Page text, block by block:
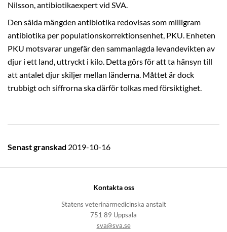
Nilsson, antibiotikaexpert vid SVA.
Den sålda mängden antibiotika redovisas som milligram
antibiotika per populationskorrektionsenhet, PKU. Enheten
PKU motsvarar ungefär den sammanlagda levandevikten av
djur i ett land, uttryckt i kilo. Detta görs för att ta hänsyn till
att antalet djur skiljer mellan länderna. Måttet är dock
trubbigt och siffrorna ska därför tolkas med försiktighet.
Senast granskad 2019-10-16
Kontakta oss
Statens veterinärmedicinska anstalt
751 89 Uppsala
sva@sva.se